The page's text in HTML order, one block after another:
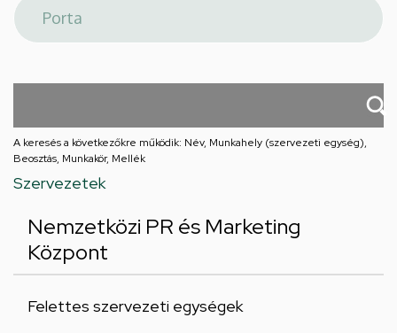
A keresés a következőkre működik: Név, Munkahely (szervezeti egység),
Beosztás, Munkakör, Mellék
Szervezetek
Nemzetközi PR és Marketing
Központ
Felettes szervezeti egységek